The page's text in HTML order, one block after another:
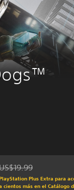
del precio
Plus Extra para
cientos más en el Catálogo